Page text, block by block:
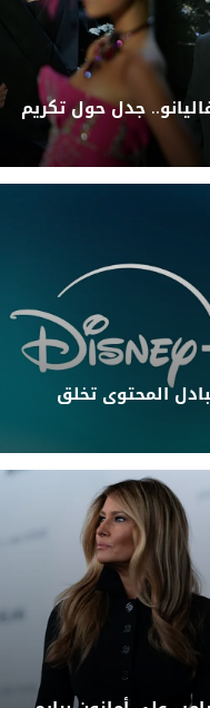
جدل حول تكريم
المحتوى تخلق